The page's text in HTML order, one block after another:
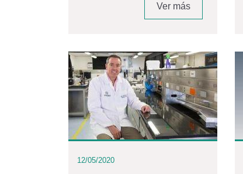
Ver más
12/05/2020